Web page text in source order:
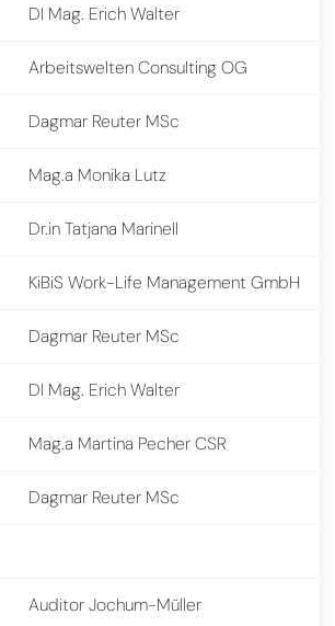
DI Mag. Erich Walter
Arbeitswelten Consulting OG
Dagmar Reuter MSc
Mag.a Monika Lutz
Dr.in Tatjana Marinell
KiBiS Work-Life Management GmbH
Dagmar Reuter MSc
DI Mag. Erich Walter
Mag.a Martina Pecher CSR
Dagmar Reuter MSc
Auditor Jochum-Müller